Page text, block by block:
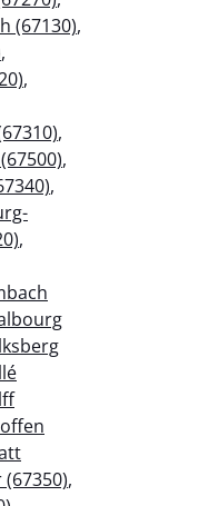
(67130),
,
,
,
,
,
,
,